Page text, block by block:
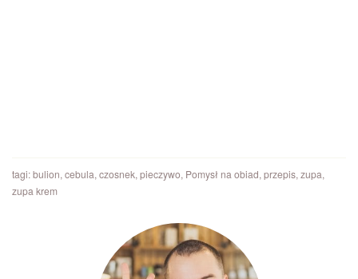
tagi:bulion,cebula,czosnek,pieczywo, Pomysł na obiad,przepis,zupa,
zupa krem